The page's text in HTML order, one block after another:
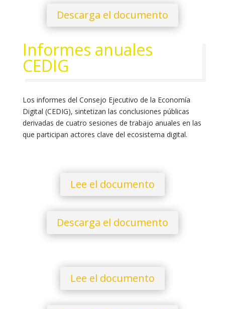
Descarga el documento
Informes anuales
CEDIG
Los informes del Consejo Ejecutivo de la Economía
Digital (CEDIG), sintetizan las conclusiones públicas
derivadas de cuatro sesiones de trabajo anuales en las
que participan actores clave del ecosistema digital.
Lee el documento
Descarga el documento
Lee el documento